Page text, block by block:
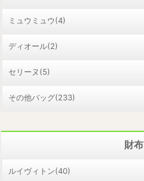
ミュウミュウ(4)
ディオール(2)
セリーヌ(5)
その他バッグ(233)
財布
ルイヴィトン(40)